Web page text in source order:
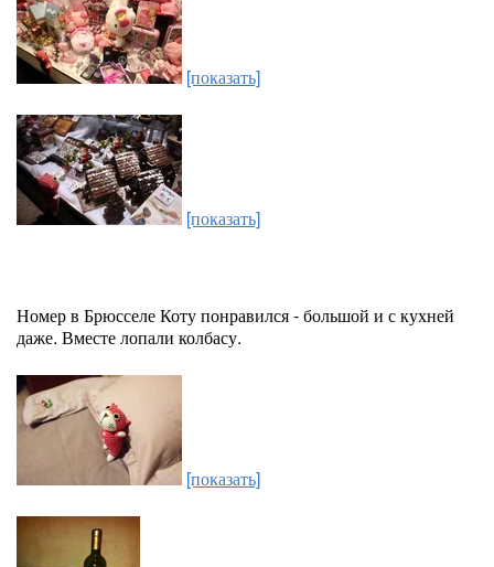
[показать]
[показать]
Номер в Брюсселе Коту понравился - большой и с кухней
даже. Вместе лопали колбасу.
[показать]